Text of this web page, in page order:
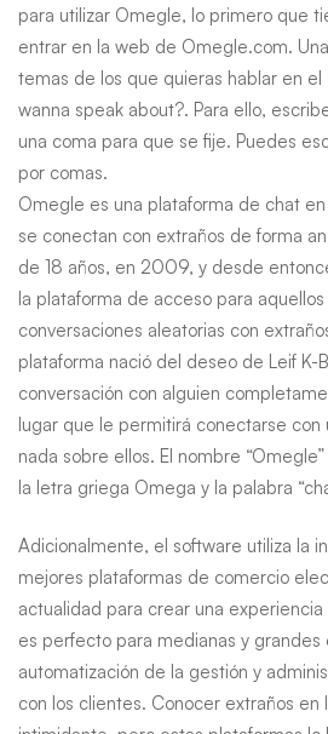
para utilizar Omegle, lo primero que
entrar en la web de Omegle.com.
temas de los que quieras hablar en
wanna speak about?. Para ello,
una coma para que se fije. Puedes
por comas.
Omegle es una plataforma de chat
se conectan con extraños de forma
de 18 años, en 2009, y desde
la plataforma de acceso para
conversaciones aleatorias con
plataforma nació del deseo de Leif K-
conversación con alguien
lugar que le permitirá conectarse con
nada sobre ellos. El nombre
la letra griega Omega y la palabra
Adicionalmente, el software utiliza la
mejores plataformas de comercio
actualidad para crear una
es perfecto para medianas y
automatización de la gestión y
con los clientes. Conocer extraños